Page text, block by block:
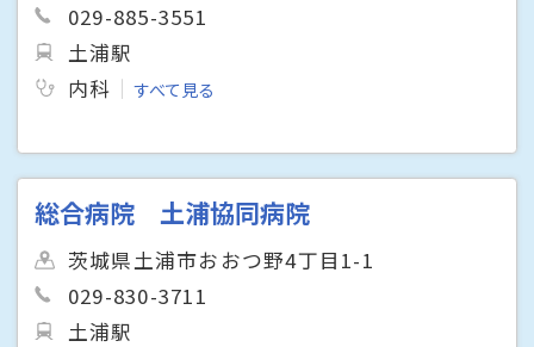
029-885-3551
土浦駅
内科
すべて見る
総合病院 土浦協同病院
茨城県土浦市おおつ野4丁目1-1
029-830-3711
土浦駅